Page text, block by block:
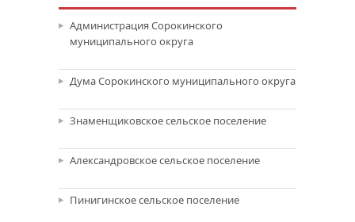
Администрация Сорокинского
муниципального округа
Дума Сорокинского муниципального округа
Знаменщиковское сельское поселение
Александровское сельское поселение
Пинигинское сельское поселение